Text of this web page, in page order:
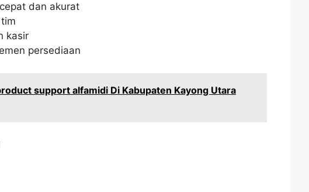
dan akurat
kasir
persediaan
support alfamidi Di Kabupaten Kayong Utara